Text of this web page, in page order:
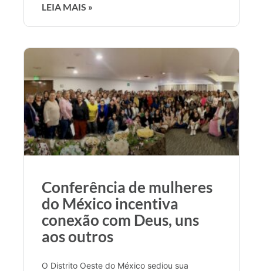
LEIA MAIS »
Conferência de mulheres
do México incentiva
conexão com Deus, uns
aos outros
O Distrito Oeste do México sediou sua